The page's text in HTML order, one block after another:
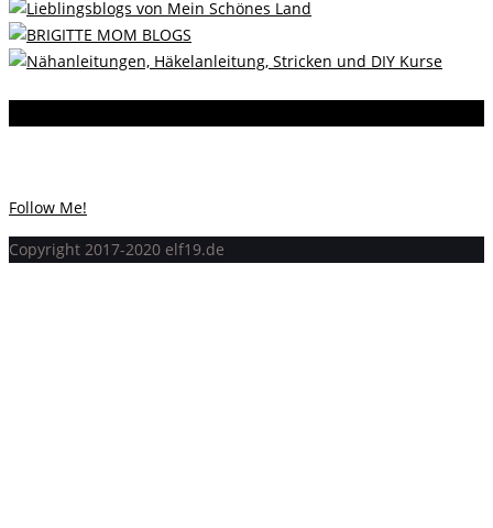
Follow Me!
Copyright 2017-2020 elf19.de